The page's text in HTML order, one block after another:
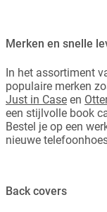
Merken en snelle
In het assortiment
populaire merken
Just in Case en
een stijlvolle book
Bestel je op een
nieuwe
Back covers